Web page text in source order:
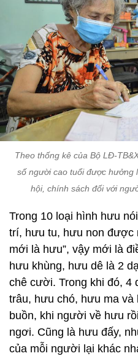
Theo thống kê của Bộ LĐ-
số người cao tuổi được hưởng
hội, chính sách đối với
Trong 10 loại hình hưu
trí, hưu tu, hưu non được
mới là hưu”, vậy mới là
hưu khùng, hưu dê là 2
chê cười. Trong khi đó, 4
trâu, hưu chó, hưu ma và
buồn, khi người về hưu
ngơi. Cũng là hưu đấy,
của mỗi người lại khác